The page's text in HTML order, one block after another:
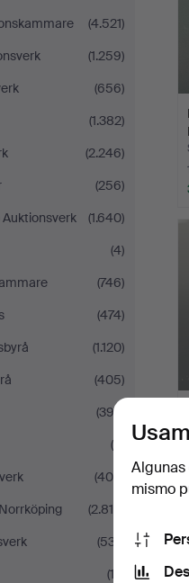
(4.521)
(1.259)
(656)
(1.382)
(2.246)
(256)
(1.640)
(4)
(746)
(474)
(1.120)
(405)
(392)
(9)
(406)
(2.818)
(537)
(12)
Algunas
mismo